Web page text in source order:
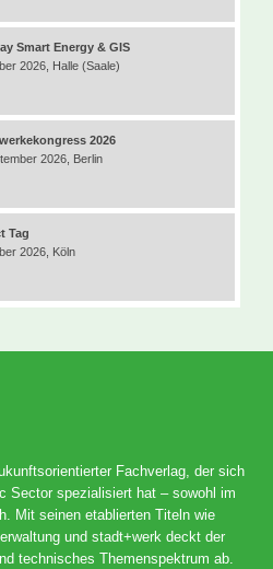
Smart Energy & GIS
2026, Halle (Saale)
2026
2026, Berlin
Tag
2026, Köln
Fachverlag, der sich
Sector spezialisiert hat – sowohl im
Mit seinen etablierten Titeln wie
und stadt+werk deckt der
technisches Themenspektrum ab.